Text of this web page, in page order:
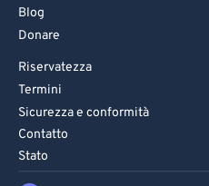
Blog
Donare
Riservatezza
Termini
Sicurezza e conformità
Contatto
Stato